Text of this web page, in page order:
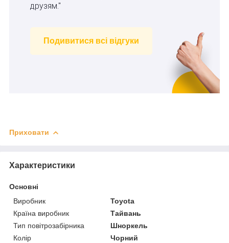
друзям."
Подивитися всі відгуки
Приховати
Характеристики
Основні
Виробник
Toyota
Країна виробник
Тайвань
Тип повітрозабірника
Шноркель
Колір
Чорний